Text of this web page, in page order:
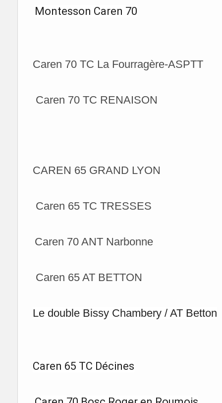
Montesson Caren 70
Caren 70 TC La Fourragère-ASPTT
Caren 70 TC RENAISON
CAREN 65 GRAND LYON
Caren 65 TC TRESSES
Caren 70 ANT Narbonne
Caren 65 AT BETTON
Le double Bissy Chambery / AT Betton
Caren 65 TC Décines